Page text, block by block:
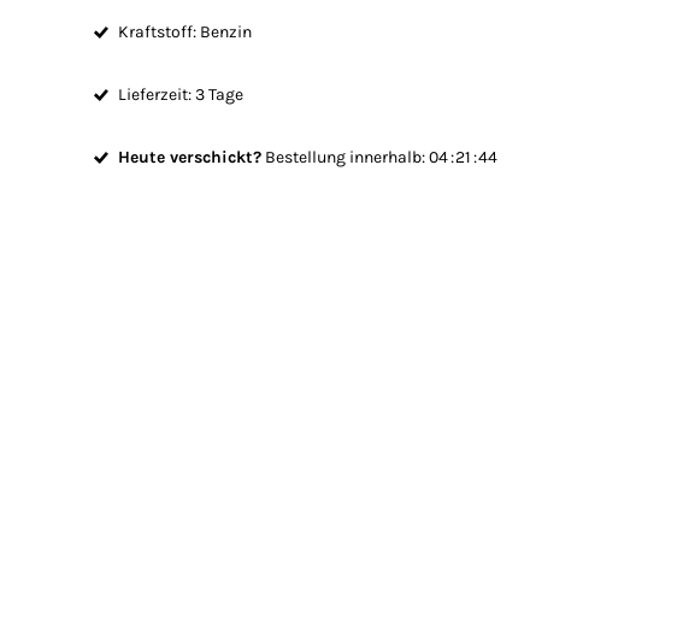
Kraftstoff: Benzin
Lieferzeit: 3 Tage
Heute verschickt? Bestellung innerhalb:04 21 43